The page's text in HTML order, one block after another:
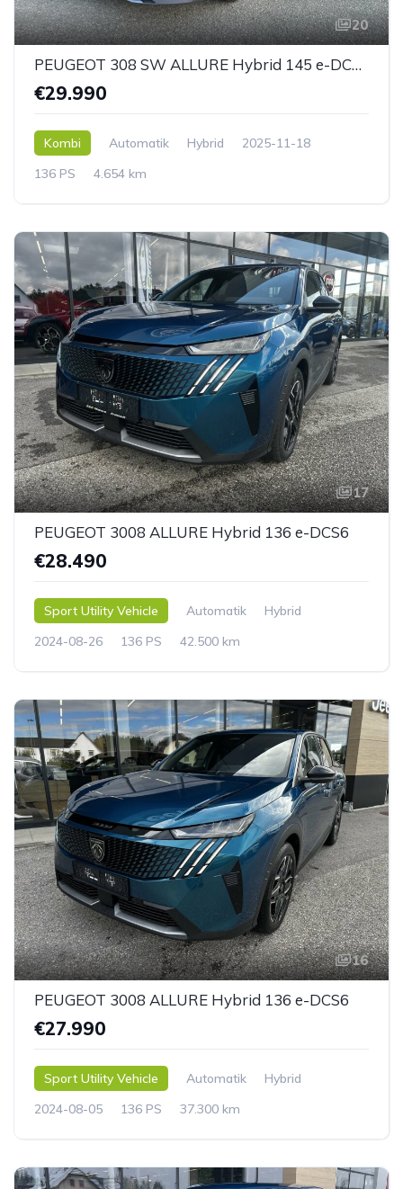
20
PEUGEOT 308 SW ALLURE Hybrid 145 e-DCS6
€29.990
Kombi Automatik Hybrid
2025-11-18
136 PS
4.654 km
17
PEUGEOT 3008 ALLURE Hybrid 136 e-DCS6
€28.490
Sport Utility Vehicle Automatik
Hybrid
2024-08-26
136 PS 42.500 km
16
PEUGEOT 3008 ALLURE Hybrid 136 e-DCS6
€27.990
Sport Utility Vehicle Automatik
Hybrid
2024-08-05
136 PS 37.300 km